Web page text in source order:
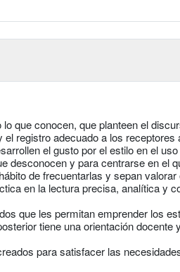
que conocen, que planteen el
registro adecuado a los receptores
el gusto por el estilo en el
desconocen y para centrarse en el
de frecuentarlas y sepan valorar
en la lectura precisa, analítica y
que les permitan emprender los
tiene una orientación docente
para satisfacer las